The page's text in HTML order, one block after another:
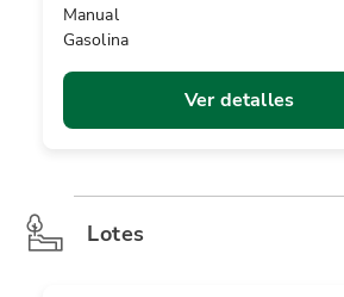
Manual
Gasolina
Ver detalles
Lotes